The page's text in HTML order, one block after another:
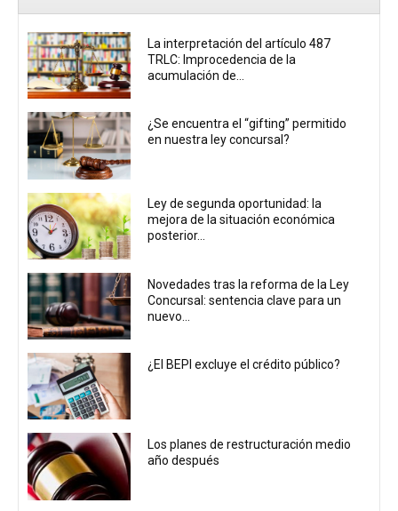
La interpretación del artículo 487
TRLC: Improcedencia de la
acumulación de...
¿Se encuentra el “gifting” permitido
en nuestra ley concursal?
Ley de segunda oportunidad: la
mejora de la situación económica
posterior...
Novedades tras la reforma de la Ley
Concursal: sentencia clave para un
nuevo...
¿El BEPI excluye el crédito público?
Los planes de restructuración medio
año después